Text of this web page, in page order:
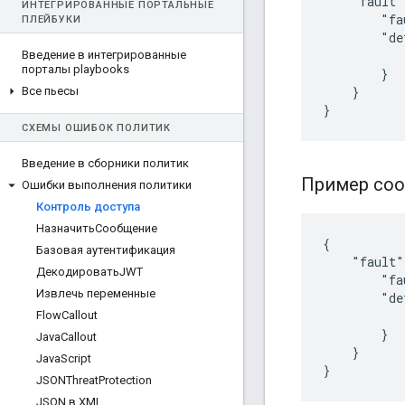
ИНТЕГРИРОВАННЫЕ ПОРТАЛЬНЫЕ
ПЛЕЙБУКИ
Введение в интегрированные
порталы playbooks
Все пьесы
СХЕМЫ ОШИБОК ПОЛИТИК
Введение в сборники политик
Ошибки выполнения политики
Контроль доступа
НазначитьСообщение
Базовая аутентификация
ДекодироватьJWT
Извлечь переменные
FlowCallout
JavaCallout
JavaScript
JSONThreatProtection
JSON в XML
        }
    }
}
Пример
{
        }
    }